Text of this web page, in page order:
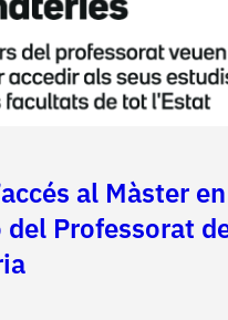
al Màster en
del Professorat